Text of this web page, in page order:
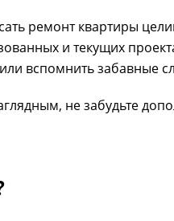
ремонт квартиры
и текущих
вспомнить забавные
не забудьте